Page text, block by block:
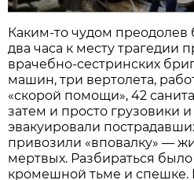
Каким-то чудом преодолев
два часа к месту трагедии
врачебно-сестринских
машин, три вертолета,
«скорой помощи», 42
затем и просто грузовики
эвакуировали
привозили «вповалку» —
мертвых. Разбираться было
кромешной тьме и спешке.